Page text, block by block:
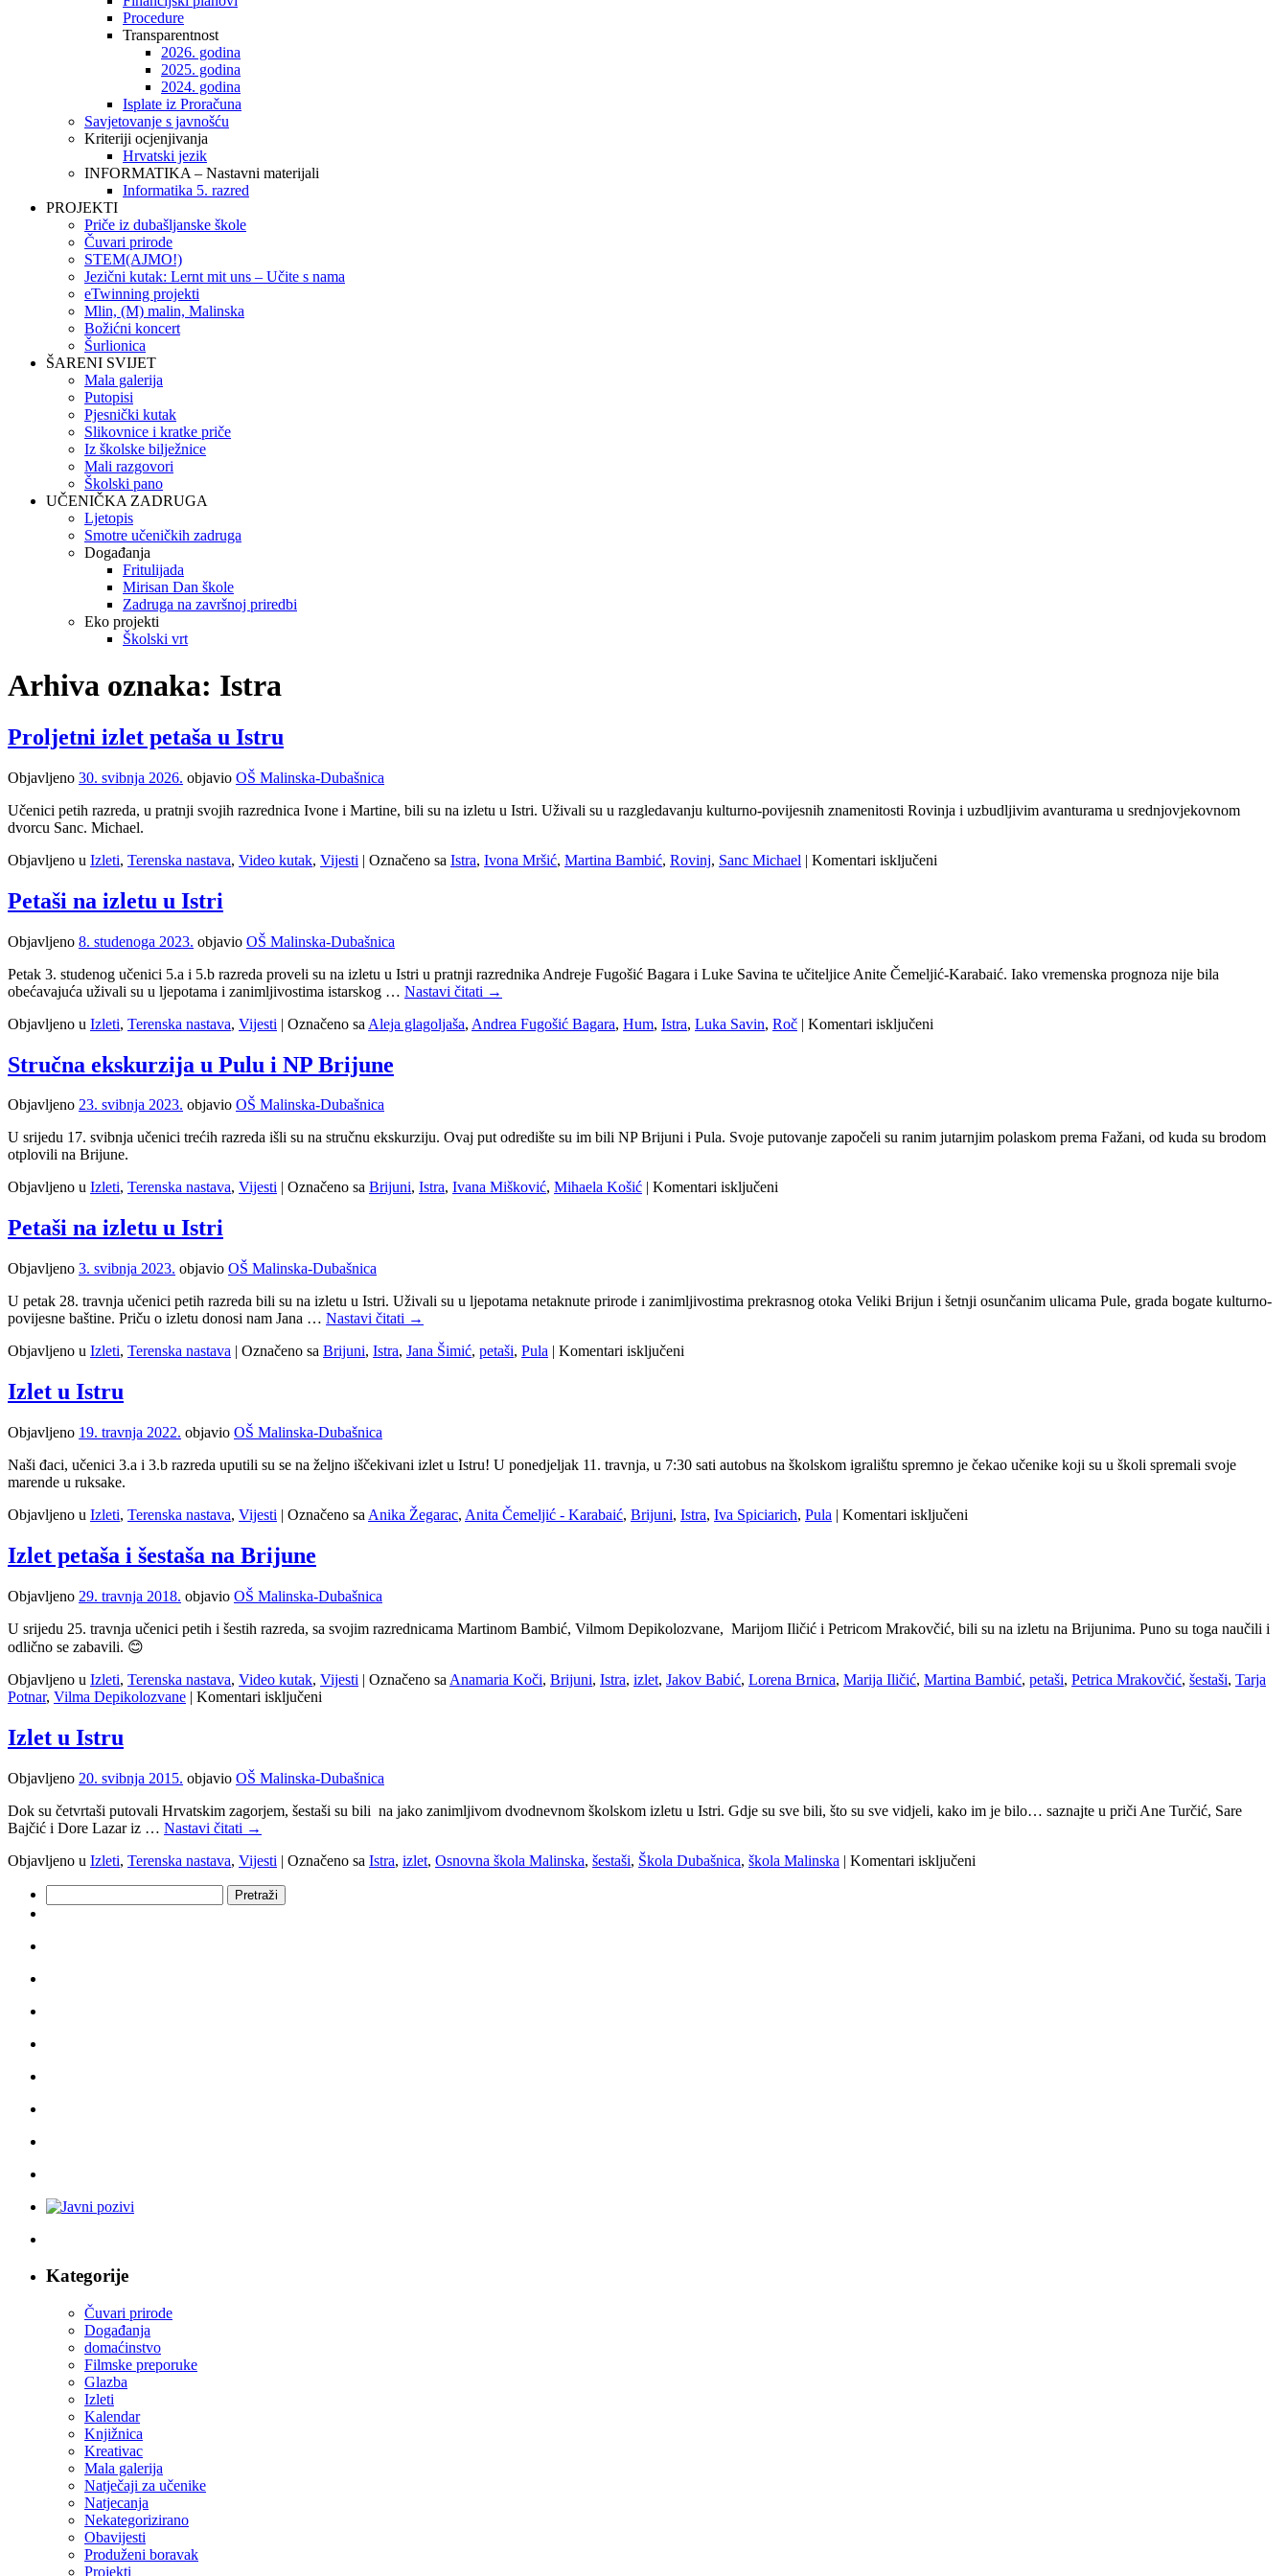
Procedure
Transparentnost
2026. godina
2025. godina
2024. godina
Isplate iz Proračuna
Savjetovanje s javnošću
Kriteriji ocjenjivanja
Hrvatski jezik
INFORMATIKA – Nastavni materijali
Informatika 5. razred
PROJEKTI
Priče iz dubašljanske škole
Čuvari prirode
STEM(AJMO!)
Jezični kutak: Lernt mit uns – Učite s nama
eTwinning projekti
Mlin, (M) malin, Malinska
Božićni koncert
Šurlionica
ŠARENI SVIJET
Mala galerija
Putopisi
Pjesnički kutak
Slikovnice i kratke priče
Iz školske bilježnice
Mali razgovori
Školski pano
UČENIČKA ZADRUGA
Ljetopis
Smotre učeničkih zadruga
Događanja
Fritulijada
Mirisan Dan škole
Zadruga na završnoj priredbi
Eko projekti
Školski vrt
Arhiva oznaka: Istra
Proljetni izlet petaša u Istru
Objavljeno 30. svibnja 2026. objavio OŠ Malinska-Dubašnica
Učenici petih razreda, u pratnji svojih razrednica Ivone i Martine, bili su na izletu u Istri. Uživali su u razgledavanju kulturno-povijesnih znamenitosti Rovinja i uzbudljivim avanturama u srednjovjekovnom
dvorcu Sanc. Michael.
Objavljeno u Izleti, Terenska nastava, Video kutak, Vijesti | Označeno sa Istra, Ivona Mršić, Martina Bambić, Rovinj, Sanc Michael | Komentari isključeni
Petaši na izletu u Istri
Objavljeno 8. studenoga 2023. objavio OŠ Malinska-Dubašnica
Petak 3. studenog učenici 5.a i 5.b razreda proveli su na izletu u Istri u pratnji razrednika Andreje Fugošić Bagara i Luke Savina te učiteljice Anite Čemeljić-Karabaić. Iako vremenska prognoza nije bila
obećavajuća uživali su u ljepotama i zanimljivostima istarskog … Nastavi čitati →
Objavljeno u Izleti, Terenska nastava, Vijesti | Označeno sa Aleja glagoljaša, Andrea Fugošić Bagara, Hum, Istra, Luka Savin, Roč | Komentari isključeni
Stručna ekskurzija u Pulu i NP Brijune
Objavljeno 23. svibnja 2023. objavio OŠ Malinska-Dubašnica
U srijedu 17. svibnja učenici trećih razreda išli su na stručnu ekskurziju. Ovaj put odredište su im bili NP Brijuni i Pula. Svoje putovanje započeli su ranim jutarnjim polaskom prema Fažani, od kuda su brodom
otplovili na Brijune.
Objavljeno u Izleti, Terenska nastava, Vijesti | Označeno sa Brijuni, Istra, Ivana Mišković, Mihaela Košić | Komentari isključeni
Brijune
Petaši na izletu u Istri
Objavljeno 3. svibnja 2023. objavio OŠ Malinska-Dubašnica
U petak 28. travnja učenici petih razreda bili su na izletu u Istri. Uživali su u ljepotama netaknute prirode i zanimljivostima prekrasnog otoka Veliki Brijun i šetnji osunčanim ulicama Pule, grada bogate kulturno-
povijesne baštine. Priču o izletu donosi nam Jana … Nastavi čitati →
Objavljeno u Izleti, Terenska nastava | Označeno sa Brijuni, Istra, Jana Šimić, petaši, Pula | Komentari isključeni
Izlet u Istru
Objavljeno 19. travnja 2022. objavio OŠ Malinska-Dubašnica
Naši đaci, učenici 3.a i 3.b razreda uputili su se na željno iščekivani izlet u Istru! U ponedjeljak 11. travnja, u 7:30 sati autobus na školskom igralištu spremno je čekao učenike koji su u školi spremali svoje
marende u ruksake.
Objavljeno u Izleti, Terenska nastava, Vijesti | Označeno sa Anika Žegarac, Anita Čemeljić - Karabaić, Brijuni, Istra, Iva Spiciarich, Pula | Komentari isključeni
Izlet petaša i šestaša na Brijune
Objavljeno 29. travnja 2018. objavio OŠ Malinska-Dubašnica
U srijedu 25. travnja učenici petih i šestih razreda, sa svojim razrednicama Martinom Bambić, Vilmom Depikolozvane, Marijom Iličić i Petricom Mrakovčić, bili su na izletu na Brijunima. Puno su toga naučili i
odlično se zabavili. 😊
Objavljeno u Izleti, Terenska nastava, Video kutak, Vijesti | Označeno sa Anamaria Koči, Brijuni, Istra, izlet, Jakov Babić, Lorena Brnica, Marija Iličić, Martina Bambić, petaši, Petrica Mrakovčić, šestaši, Tarja
Potnar, Vilma Depikolozvane | Komentari isključeni
na
Izlet u Istru
Objavljeno 20. svibnja 2015. objavio OŠ Malinska-Dubašnica
Dok su četvrtaši putovali Hrvatskim zagorjem, šestaši su bili na jako zanimljivom dvodnevnom školskom izletu u Istri. Gdje su sve bili, što su sve vidjeli, kako im je bilo… saznajte u priči Ane Turčić, Sare
Bajčić i Dore Lazar iz … Nastavi čitati →
Objavljeno u Izleti, Terenska nastava, Vijesti | Označeno sa Istra, izlet, Osnovna škola Malinska, šestaši, Škola Dubašnica, škola Malinska | Komentari isključeni
Kategorije
Čuvari prirode
Događanja
domaćinstvo
Filmske preporuke
Glazba
Izleti
Kalendar
Knjižnica
Kreativac
Mala galerija
Natječaji za učenike
Natjecanja
Nekategorizirano
Obavijesti
Produženi boravak
Projekti